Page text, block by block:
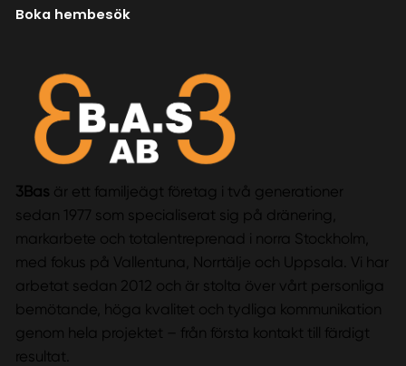
Boka hembesök
3Bas är ett familjeägt företag i två generationer
sedan 1977 som specialiserat sig på dränering,
markarbete och totalentreprenad i norra Stockholm,
med fokus på Vallentuna, Norrtälje och Uppsala. Vi har
arbetat sedan 2012 och är stolta över vårt personliga
bemötande, höga kvalitet och tydliga kommunikation
genom hela projektet – från första kontakt till färdigt
resultat.